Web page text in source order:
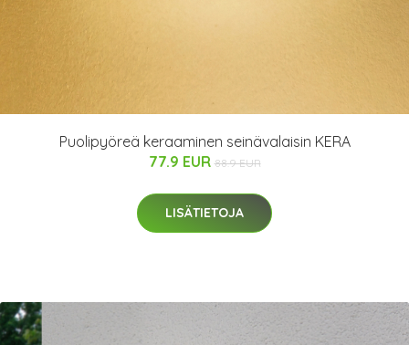
Puolipyöreä keraaminen seinävalaisin KERA
77.9 EUR 88.9 EUR
LISÄTIETOJA